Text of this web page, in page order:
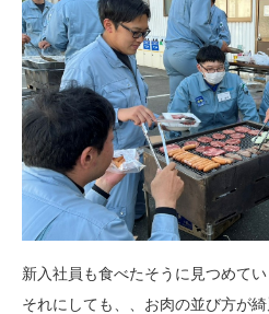
新入社員も食べたそうに見つめてい
それにしても、、お肉の並び方が綺